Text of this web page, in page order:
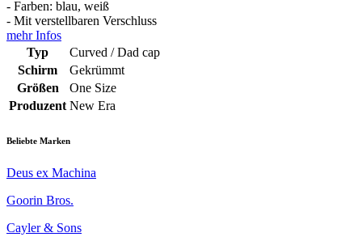
- Farben: blau, weiß
- Mit verstellbaren Verschluss
mehr Infos
Typ
Curved / Dad cap
Schirm
Gekrümmt
Größen
One Size
Produzent New Era
Beliebte Marken
Deus ex Machina
Goorin Bros.
Cayler & Sons